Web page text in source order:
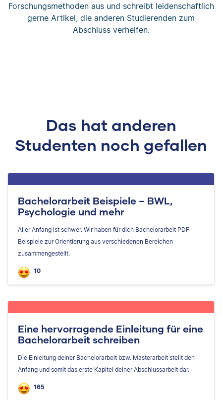
Forschungsmethoden aus und schreibt leidenschaftlich
gerne Artikel, die anderen Studierenden zum
Abschluss verhelfen.
Das hat anderen
Studenten noch gefallen
Bachelorarbeit Beispiele – BWL,
Psychologie und mehr
Aller Anfang ist schwer. Wir haben für dich Bachelorarbeit PDF
Beispiele zur Orientierung aus verschiedenen Bereichen
zusammengestellt.
10
Eine hervorragende Einleitung für eine
Bachelorarbeit schreiben
Die Einleitung deiner Bachelorarbeit bzw. Masterarbeit stellt den
Anfang und somit das erste Kapitel deiner Abschlussarbeit dar.
165